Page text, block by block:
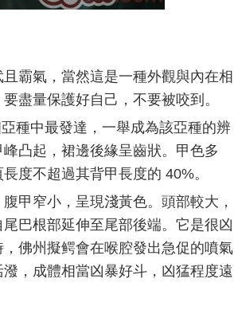
霸氣，當然這是一種外觀與內在相
盡量保護好自己，不要被咬到。
種中最發達，一舉成為該亞種的辨
凸起，裙邊後緣呈齒狀。甲色多
度不超過其背甲長度的 40%。
甲窄小，呈現淺黃色。頭部較大，
巴根部延伸至尾部後端。它是很凶
佛州擬鳄會在喉腔發出急促的噴氣
，成體相當凶暴好斗，凶猛程度遠